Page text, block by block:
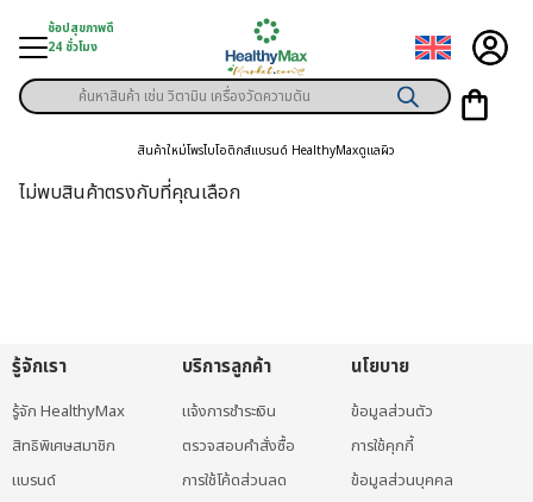
content
ช้อปสุขภาพดี
24 ชั่วโมง
มู่สินค้า
สุขภาพ
กค้า
Products
search
สินค้าใหม่โพรไบโอติกส์แบรนด์ HealthyMaxดูแลผิว
ไม่พบสินค้าตรงกับที่คุณเลือก
รู้จักเรา
รู้จัก HealthyMax
สิทธิพิเศษสมาชิก
แบรนด์
บริการลูกค้า
แจ้งการชำระเงิน
ตรวจสอบคำสั่งซื้อ
การใช้โค้ดส่วนลด
นโยบาย
ข้อมูลส่วนตัว
การใช้คุกกี้
ข้อมูลส่วนบุคคล